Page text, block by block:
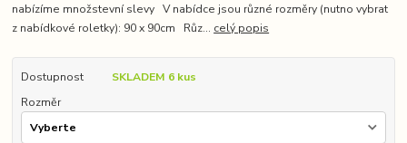
nabízíme množstevní slevy V nabídce jsou různé rozměry (nutno vybrat
z nabídkové roletky): 90 x 90cm Růz... celý popis
Dostupnost
SKLADEM 6 kus
Rozměr